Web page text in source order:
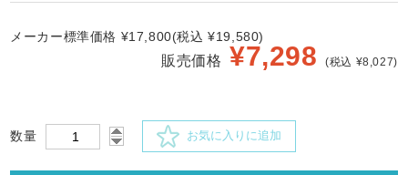
メーカー標準価格 ¥17,800(税込 ¥19,580)
販売価格 ¥7,298 (税込 ¥8,027)
数量 お気に入りに追加